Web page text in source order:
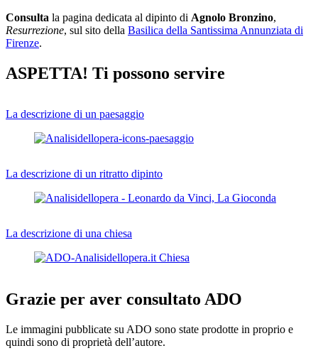
Consulta la pagina dedicata al dipinto di Agnolo Bronzino,
Resurrezione, sul sito della Basilica della Santissima Annunziata di
Firenze.
ASPETTA! Ti possono servire
La descrizione di un paesaggio
La descrizione di un ritratto dipinto
La descrizione di una chiesa
Grazie per aver consultato ADO
Le immagini pubblicate su ADO sono state prodotte in proprio e
quindi sono di proprietà dell’autore.